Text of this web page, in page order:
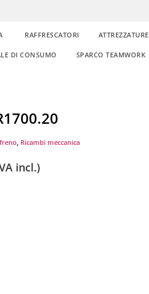
RAFFRESCATORI ATTREZZATURE
DI CONSUMO SPARCO TEAMWORK
, Ricambi meccanica
incl.)